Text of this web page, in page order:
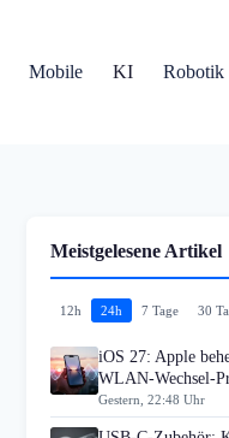
Mobile KI Robotik
Meistgelesene Artikel
12h 24h 7 Tage 30
iOS 27: Apple
WLAN-Wechsel-
Gestern, 22:48 Uhr